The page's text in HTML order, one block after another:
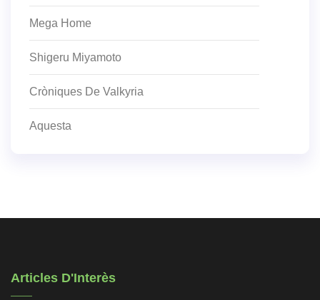
Mega Home
Shigeru Miyamoto
Cròniques De Valkyria
Aquesta
Articles D'Interès